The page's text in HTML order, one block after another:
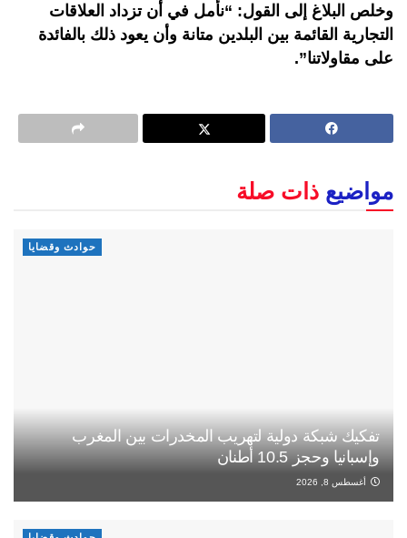
وخلص البلاغ إلى القول: “نأمل في أن تزداد العلاقات
التجارية القائمة بين البلدين متانة وأن يعود ذلك بالفائدة
على مقاولاتنا”.
مواضيع ذات صلة
حوادث وقضايا
تفكيك شبكة دولية لتهريب المخدرات بين المغرب
وإسبانيا وحجز 10.5 أطنان
أغسطس 8, 2026